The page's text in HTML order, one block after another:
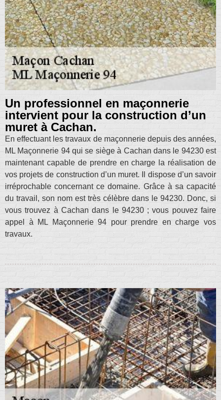
Un professionnel en maçonnerie
intervient pour la construction d’un
muret à Cachan.
En effectuant les travaux de maçonnerie depuis des années,
ML Maçonnerie 94 qui se siège à Cachan dans le 94230 est
maintenant capable de prendre en charge la réalisation de
vos projets de construction d’un muret. Il dispose d’un savoir
irréprochable concernant ce domaine. Grâce à sa capacité
du travail, son nom est très célèbre dans le 94230. Donc, si
vous trouvez à Cachan dans le 94230 ; vous pouvez faire
appel à ML Maçonnerie 94 pour prendre en charge vos
travaux.